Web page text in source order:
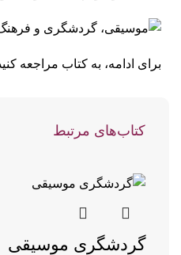
برای ادامه، به کتاب مراجعه
کتاب‌های مرتبط
گردشگری موسیقی